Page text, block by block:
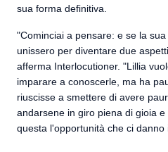
sua forma definitiva.
"Cominciai a pensare: e se la
unissero per diventare due
afferma Interlocutioner. "Lillia
imparare a conoscerle, ma ha
riuscisse a smettere di avere
andarsene in giro piena di gioia
questa l'opportunità che ci danno